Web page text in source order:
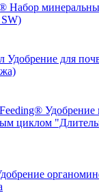
Набор
Удобрение для
Удобрение
циклом